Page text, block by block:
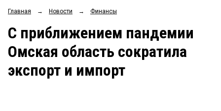
ОБЩЕСТВО
ЗАКОН Рейтинги
Блоги
Главная → Новости → Финансы
С приближением пандемии
Омская область сократила
экспорт и импорт